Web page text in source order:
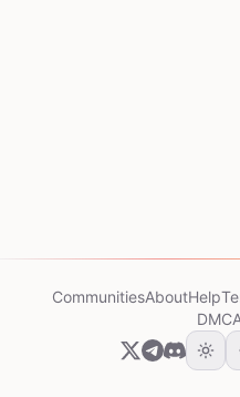
CommunitiesAboutHelp